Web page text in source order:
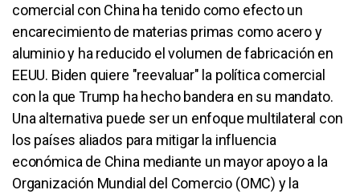
comercial con China ha tenido como efecto un
encarecimiento de materias primas como acero y
aluminio y ha reducido el volumen de fabricación en
EEUU. Biden quiere "reevaluar" la política comercial
con la que Trump ha hecho bandera en su mandato.
Una alternativa puede ser un enfoque multilateral con
los países aliados para mitigar la influencia
económica de China mediante un mayor apoyo a la
Organización Mundial del Comercio (OMC) y la